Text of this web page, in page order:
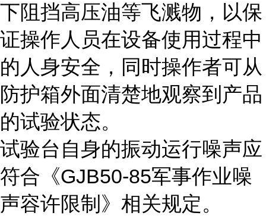
下阻挡高压油等飞溅物，以保
证操作人员在设备使用过程中
的人身安全，同时操作者可从
防护箱外面清楚地观察到产品
的试验状态。
试验台自身的振动运行噪声应
符合《GJB50-85军事作业噪
声容许限制》相关规定。